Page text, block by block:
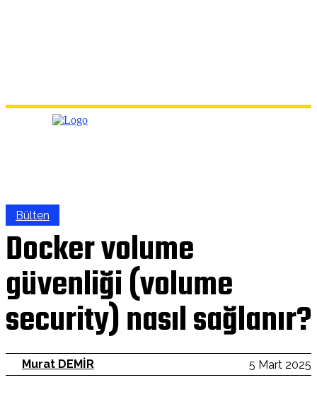
Bülten
Docker volume
güvenliği (volume
security) nasıl sağlanır?
5 Mart 2025
Murat DEMİR